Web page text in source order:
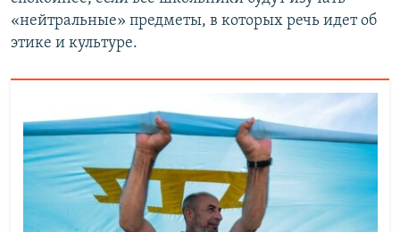
«нейтральные» предметы, в которых речь идет об
этике и культуре.